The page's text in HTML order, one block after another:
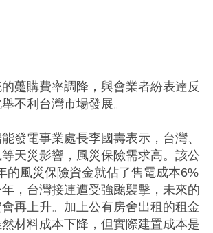
躉購費率調降，與會業者紛表達反
不利台灣市場發展。
發電事業處長李國壽表示，台灣、
天災影響，風災保險需求高。該公
的風災保險資金就佔了售電成本6%
，台灣接連遭受強颱襲擊，未來的
再上升。加上公有房舍出租的租金
材料成本下降，但實際建置成本是